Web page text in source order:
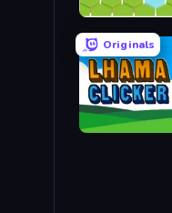
Trap the Cat
Originals
Lhama Clicker